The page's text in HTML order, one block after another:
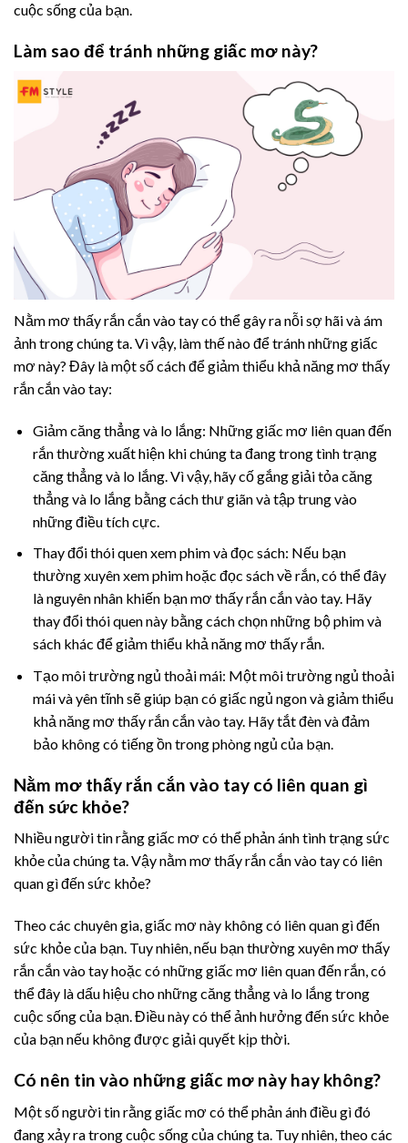
cuộc sống của bạn.
Làm sao để tránh những giấc mơ này?
Nằm mơ thấy rắn cắn vào tay có thể gây ra nỗi sợ hãi và ám
ảnh trong chúng ta. Vì vậy, làm thế nào để tránh những giấc
mơ này? Đây là một số cách để giảm thiểu khả năng mơ thấy
rắn cắn vào tay:
Giảm căng thẳng và lo lắng: Những giấc mơ liên quan đến
rắn thường xuất hiện khi chúng ta đang trong tình trạng
căng thẳng và lo lắng. Vì vậy, hãy cố gắng giải tỏa căng
thẳng và lo lắng bằng cách thư giãn và tập trung vào
những điều tích cực.
Thay đổi thói quen xem phim và đọc sách: Nếu bạn
thường xuyên xem phim hoặc đọc sách về rắn, có thể đây
là nguyên nhân khiến bạn mơ thấy rắn cắn vào tay. Hãy
thay đổi thói quen này bằng cách chọn những bộ phim và
sách khác để giảm thiểu khả năng mơ thấy rắn.
Tạo môi trường ngủ thoải mái: Một môi trường ngủ thoải
mái và yên tĩnh sẽ giúp bạn có giấc ngủ ngon và giảm thiểu
khả năng mơ thấy rắn cắn vào tay. Hãy tắt đèn và đảm
bảo không có tiếng ồn trong phòng ngủ của bạn.
Nằm mơ thấy rắn cắn vào tay có liên quan gì
đến sức khỏe?
Nhiều người tin rằng giấc mơ có thể phản ánh tình trạng sức
khỏe của chúng ta. Vậy nằm mơ thấy rắn cắn vào tay có liên
quan gì đến sức khỏe?
Theo các chuyên gia, giấc mơ này không có liên quan gì đến
sức khỏe của bạn. Tuy nhiên, nếu bạn thường xuyên mơ thấy
rắn cắn vào tay hoặc có những giấc mơ liên quan đến rắn, có
thể đây là dấu hiệu cho những căng thẳng và lo lắng trong
cuộc sống của bạn. Điều này có thể ảnh hưởng đến sức khỏe
của bạn nếu không được giải quyết kịp thời.
Có nên tin vào những giấc mơ này hay không?
Một số người tin rằng giấc mơ có thể phản ánh điều gì đó
đang xảy ra trong cuộc sống của chúng ta. Tuy nhiên, theo các